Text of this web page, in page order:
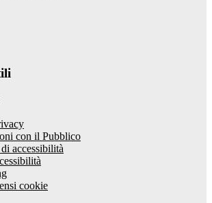
con il Pubblico
accessibilità
cookie